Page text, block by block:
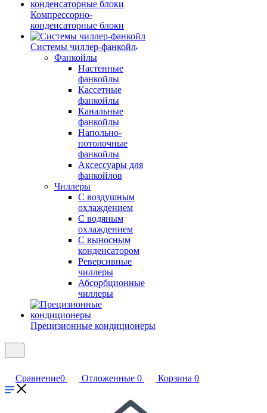
Компрессорно-
конденсаторные блоки
Системы чиллер-фанкойл
Фанкойлы
Настенные
фанкойлы
Кассетные
фанкойлы
Канальные
фанкойлы
Напольно-
потолочные
фанкойлы
Аксессуары для
фанкойлов
Чиллеры
С воздушным
охлаждением
С водяным
охлаждением
С выносным
конденсатором
Реверсивные
чиллеры
Абсорбционные
чиллеры
Прецизионные кондиционеры
Сравнение0 Отложенные 0 Корзина 0